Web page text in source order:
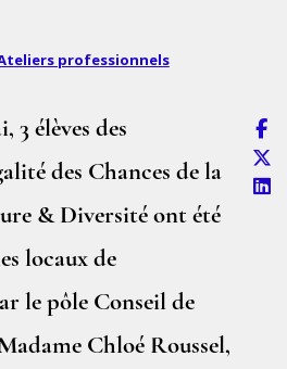
professionnels
3 élèves des
des Chances de la
& Diversité ont été
locaux de
le pôle Conseil de
Chloé Roussel,